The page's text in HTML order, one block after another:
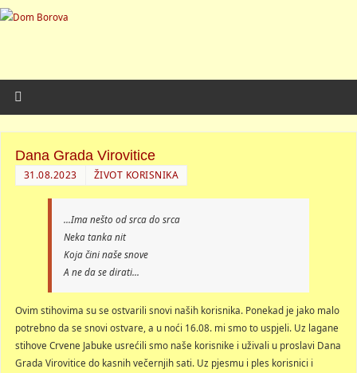
Dana Grada Virovitice
31.08.2023 ŽIVOT KORISNIKA
…Ima nešto od srca do srca
Neka tanka nit
Koja čini naše snove
A ne da se dirati…
Ovim stihovima su se ostvarili snovi naših korisnika. Ponekad je jako malo
potrebno da se snovi ostvare, a u noći 16.08. mi smo to uspjeli. Uz lagane
stihove Crvene Jabuke usrećili smo naše korisnike i uživali u proslavi Dana
Grada Virovitice do kasnih večernjih sati. Uz pjesmu i ples korisnici i